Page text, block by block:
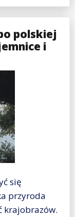
polskiej
i
się
przyroda
krajobrazów.